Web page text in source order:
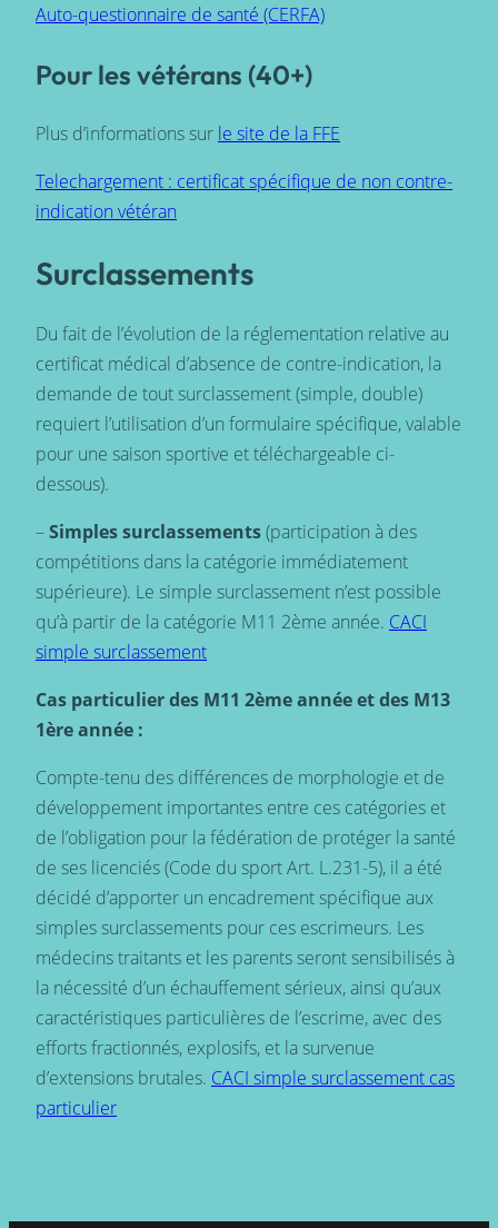
Auto-questionnaire de santé (CERFA)
Pour les vétérans (40+)
Plus d’informations sur le site de la FFE
Telechargement : certificat spécifique de non contre-
indication vétéran
Surclassements
Du fait de l’évolution de la réglementation relative au
certificat médical d’absence de contre-indication, la
demande de tout surclassement (simple, double)
requiert l’utilisation d’un formulaire spécifique, valable
pour une saison sportive et téléchargeable ci-
dessous).
–Simples surclassements(participation à des
compétitions dans la catégorie immédiatement
supérieure). Le simple surclassement n’est possible
qu’à partir de la catégorie M11 2ème année. CACI
simple surclassement
Cas particulier des M11 2ème année et des M13
1ère année :
Compte-tenu des différences de morphologie et de
développement importantes entre ces catégories et
de l’obligation pour la fédération de protéger la santé
de ses licenciés (Code du sport Art. L.231-5), il a été
décidé d’apporter un encadrement spécifique aux
simples surclassements pour ces escrimeurs. Les
médecins traitants et les parents seront sensibilisés à
la nécessité d’un échauffement sérieux, ainsi qu’aux
caractéristiques particulières de l’escrime, avec des
efforts fractionnés, explosifs, et la survenue
d’extensions brutales. CACI simple surclassement cas
particulier